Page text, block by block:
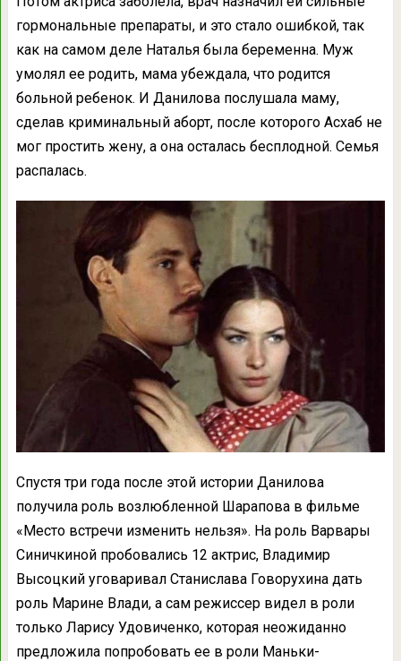
гормональные препараты, и это стало ошибкой, так
как на самом деле Наталья была беременна. Муж
умолял ее родить, мама убеждала, что родится
больной ребенок. И Данилова послушала маму,
сделав криминальный аборт, после которого Асхаб не
мог простить жену, а она осталась бесплодной. Семья
распалась.
Спустя три года после этой истории Данилова
получила роль возлюбленной Шарапова в фильме
«Место встречи изменить нельзя». На роль Варвары
Синичкиной пробовались 12 актрис, Владимир
Высоцкий уговаривал Станислава Говорухина дать
роль Марине Влади, а сам режиссер видел в роли
только Ларису Удовиченко, которая неожиданно
предложила попробовать ее в роли Маньки-